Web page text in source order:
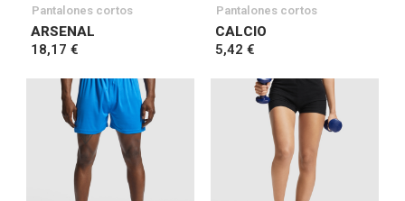
Pantalones cortos
ARSENAL
18,17 €
Pantalones cortos
CALCIO
5,42 €